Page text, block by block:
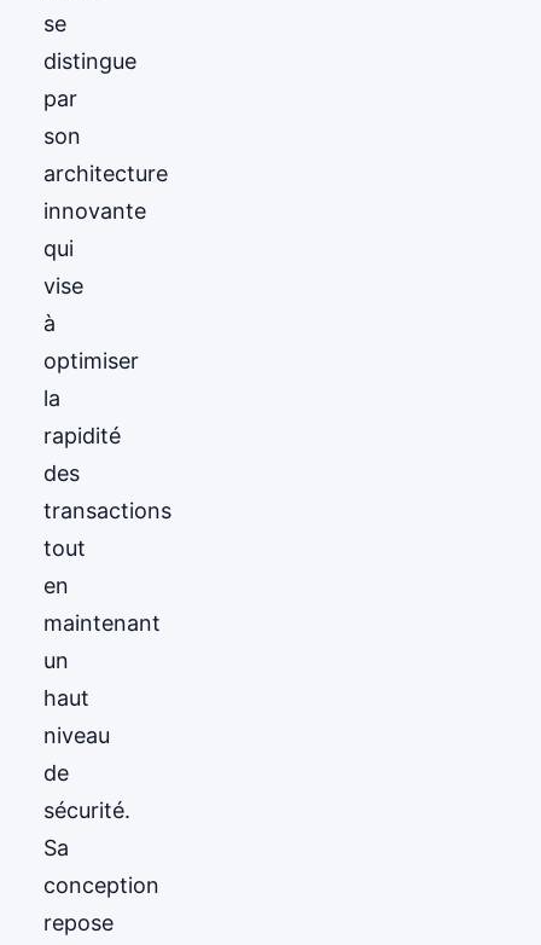
se
distingue
par
son
architecture
innovante
qui
vise
à
optimiser
la
rapidité
des
transactions
tout
en
maintenant
un
haut
niveau
de
sécurité.
Sa
conception
repose